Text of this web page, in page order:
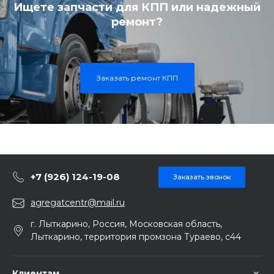
Ищете запчасти для КПП или надежный
ремонт?
Заказать ремонт КПП
+7 (926) 124-19-08 Заказать звонок
agregatcentr@mail.ru
г. Лыткарино, Россия, Московская область,
Лыткарино, территория промзона Тураево, с44